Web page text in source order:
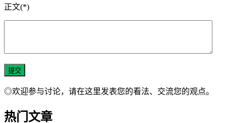
正文(*)
◎欢迎参与讨论，请在这里发表您的看法、交流您的观点。
热门文章